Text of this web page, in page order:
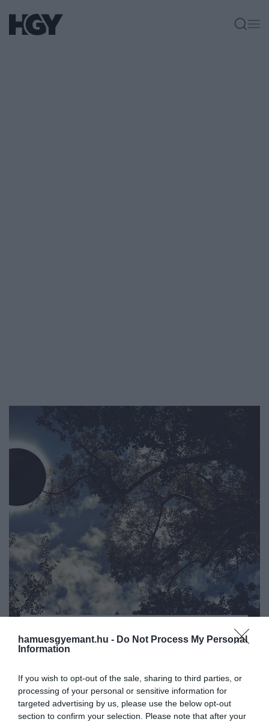
hamuesgyemant.hu - Do Not Process My Personal
Information
If you wish to opt-out of the sale, sharing to third parties, or
processing of your personal or sensitive information for
targeted advertising by us, please use the below opt-out
section to confirm your selection. Please note that after your
amerikai kontinensen. A különleges égi
esemény a légitársaságok megszokott
menetrendjét is összekuszálhatja.
Káoszt okozhat a légi
közlekedésben az áprilisi
teljes…
HAMU ÉS GYÉMÁNT